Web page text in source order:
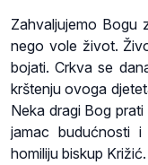
Zahvaljujemo Bogu
nego vole život.
bojati. Crkva se
krštenju ovoga
Neka dragi Bog
jamac budućnosti
homiliju biskup Križić.